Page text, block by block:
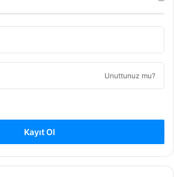
Unuttunuz mu?
Kayıt Ol